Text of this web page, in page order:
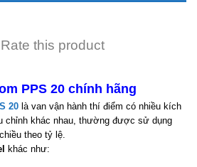
Rate this product
PPS 20 chính hãng
20 là van vận hành thí điểm có nhiều kích
chỉnh khác nhau, thường được sử dụng
theo tỷ lệ.
khác như: